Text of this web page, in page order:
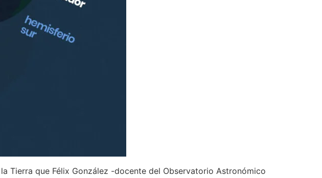
Tierra que Félix González -docente del Observatorio Astronómico